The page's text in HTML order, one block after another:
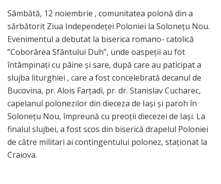
Sâmbătă, 12 noiembrie , comunitatea polonă din a
sărbătorit Ziua Independeței Poloniei la Solonețu Nou.
Evenimentul a debutat la biserica romano- catolică
”Coborârea Sfântului Duh”, unde oaspeții au fot
întâmpinați cu pâine și sare, după care au paticipat a
slujba liturghiei , care a fost concelebrată decanul de
Bucovina, pr. Alois Farțadi, pr. dr. Stanislav Cucharec,
capelanul polonezilor din dieceza de Iași și paroh în
Solonețu Nou, împreună cu preoții diecezei de Iași. La
finalul slujbei, a fost scos din biserică drapelul Poloniei
de către militari ai contingentului polonez, staționat la
Craiova.